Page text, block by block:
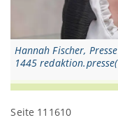
Hannah Fischer,
1445
Seite 111610